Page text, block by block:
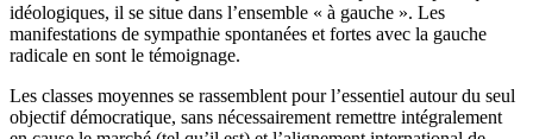
idéologiques, il se situe dans l’ensemble « à gauche ». Les
manifestations de sympathie spontanées et fortes avec la gauche
radicale en sont le témoignage.
Les classes moyennes se rassemblent pour l’essentiel autour du seul
objectif démocratique, sans nécessairement remettre intégralement